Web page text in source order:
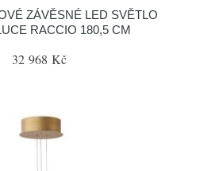
ZÁVĚSNÉ LED SVĚTLO
RACCIO 180,5 CM
32 968 Kč